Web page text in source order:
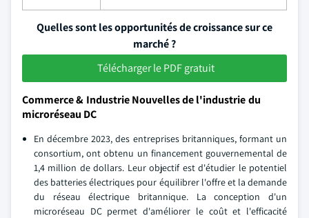
Quelles sont les opportunités de croissance sur ce
marché ?
Télécharger le PDF gratuit
Commerce & Industrie Nouvelles de l'industrie du
microréseau DC
En décembre 2023, des entreprises britanniques, formant un
consortium, ont obtenu un financement gouvernemental de
1,4 million de dollars. Leur objectif est d'étudier le potentiel
des batteries électriques pour équilibrer l'offre et la demande
du réseau électrique britannique. La conception d'un
microréseau DC permet d'améliorer le coût et l'efficacité